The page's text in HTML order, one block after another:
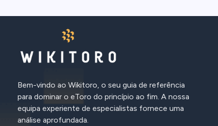
Bem-vindo ao Wikitoro, o seu guia de referência
para dominar o eToro do princípio ao fim. A nossa
equipa experiente de especialistas fornece uma
análise aprofundada.